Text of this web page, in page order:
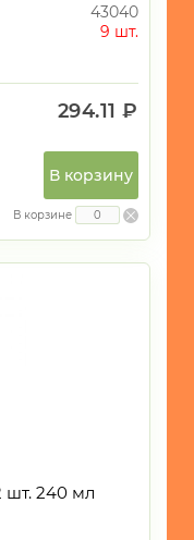
43040
9 шт.
294.11 ₽
В корзину
В корзине
шт. 240 мл